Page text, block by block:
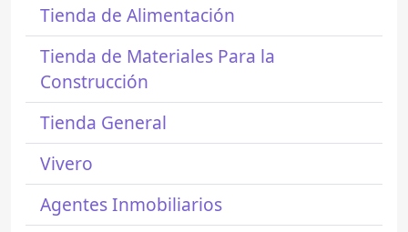
Tienda de Alimentación
Tienda de Materiales Para la
Construcción
Tienda General
Vivero
Agentes Inmobiliarios